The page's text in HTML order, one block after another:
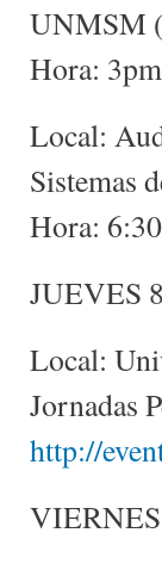
UNMSM
Hora:
Local:
Sistemas
Hora:
JUEVES
Local:
Jornadas
http://